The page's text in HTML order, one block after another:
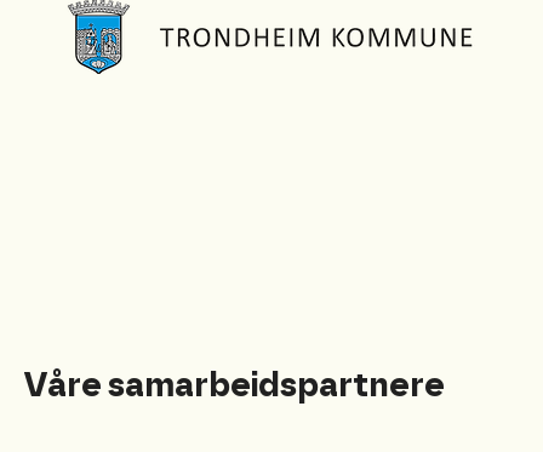
Våre samarbeidspartnere